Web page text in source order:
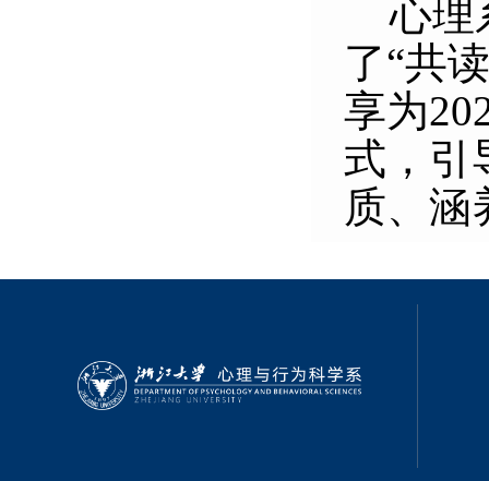
心理
了“共
享为
式，引
质、涵